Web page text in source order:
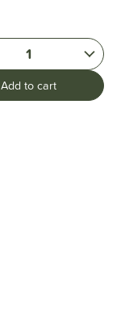
1
Add to cart